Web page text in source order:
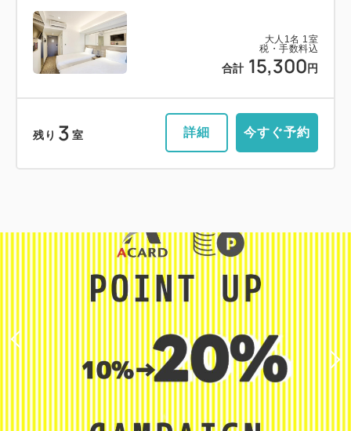
大人 1 名 1 室
税・手数料込
合計 15,300円
残り 3 室 詳細 今すぐ予約